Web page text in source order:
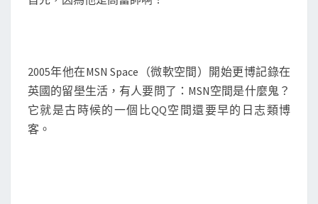
2005年他在MSN Space（微軟空間）開始更博記錄在
英國的留壆生活，有人要問了：MSN空間是什麼鬼？
它就是古時候的一個比QQ空間還要早的日志類博
客。